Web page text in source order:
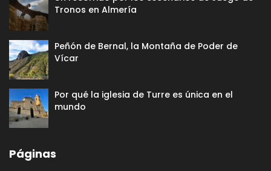
Tronos en Almería
Peñón de Bernal, la Montaña de Poder de
Vícar
Por qué la iglesia de Turre es única en el
mundo
Páginas